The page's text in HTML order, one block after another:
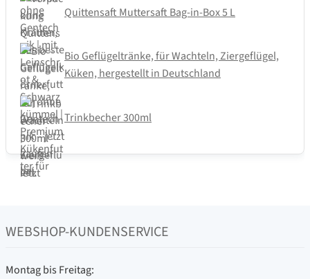
Quittensaft Muttersaft Bag-in-Box 5 L
Bio Geflügeltränke, für Wachteln, Ziergeflügel,
Küken, hergestellt in Deutschland
Trinkbecher 300ml
WEBSHOP-KUNDENSERVICE
Montag bis Freitag: